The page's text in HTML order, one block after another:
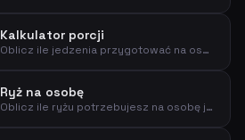
Kalkulator porcji
Oblicz ile jedzenia przygotować na osobę na przystawkę, danie główne lub deser
Ryż na osobę
Oblicz ile ryżu potrzebujesz na osobę jako dodatek lub danie główne